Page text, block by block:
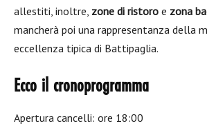
allestiti, inoltre, zone di ristoro e zona
mancherà poi una rappresentanza della
eccellenza tipica di Battipaglia.
Ecco il cronoprogramma
Apertura cancelli: ore 18:00